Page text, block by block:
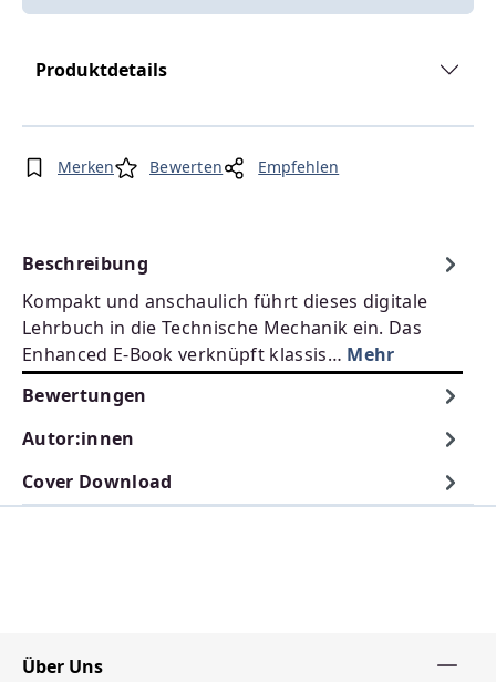
Produktdetails
Merken Bewerten Empfehlen
Beschreibung
Kompakt und anschaulich führt dieses digitale
Lehrbuch in die Technische Mechanik ein. Das
Enhanced E-Book verknüpft klassis… Mehr
Bewertungen
Autor:innen
Cover Download
Über Uns